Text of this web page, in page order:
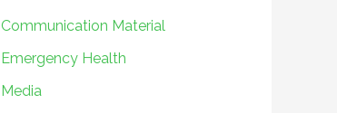
e
Communication Material
Emergency Health
Media